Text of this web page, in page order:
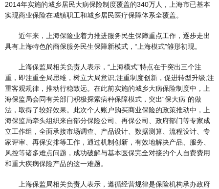
2014年实施的城乡居民大病保险制度覆盖的340万人，上海市已基本
实现商业保险在城镇职工和城乡居民医疗保障体系全覆盖。
近年来，上海保险业着力推进服务民生保障重点工作，逐步走出
具有上海特色的商保服务民生保障新模式，“上海模式”雏形初现。
上海保监局相关负责人表示，“上海模式”特点在于突出三个注
重，即注重全局思维，树立大局意识;注重制度创新，促进转型升级;注
重客观规律，推动行稳致远。在此前实施的城乡大病保险制度中，上
海保监局会同有关部门积极探索病种保障模式，突出“保大病”的做
法，取得了较好效果。此次个人账户购买商业保险的政策推动中，上
海保监局牵头组织来自部分保险公司、再保公司、政府部门等专家成
立工作组，全面承接市场调查、产品设计、数据测算、流程设计、专
家评审、再保安排等工作，通过机制创新，有效地解决产品、服务、
风控等诸多难点问题，成功破解与基本医保完全对接的个人自费费用
和重大疾病保险产品的这一难题。
上海保监局相关负责人表示，遵循经营规律是保险机构承办政府